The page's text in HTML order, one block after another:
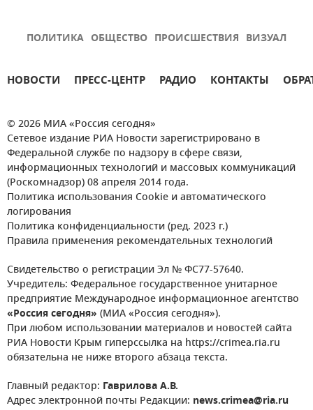
ПОЛИТИКА ОБЩЕСТВО ПРОИСШЕСТВИЯ ВИЗУАЛ
НОВОСТИ ПРЕСС-ЦЕНТР РАДИО КОНТАКТЫ
© 2026 МИА «Россия сегодня»
Сетевое издание РИА Новости зарегистрировано в
Федеральной службе по надзору в сфере связи,
информационных технологий и массовых коммуникаций
(Роскомнадзор) 08 апреля 2014 года.
Политика использования Cookie и автоматического
логирования
Политика конфиденциальности (ред. 2023 г.)
Правила применения рекомендательных технологий
Свидетельство о регистрации Эл № ФС77-57640.
Учредитель: Федеральное государственное унитарное
предприятие Международное информационное агентство
«Россия сегодня» (МИА «Россия сегодня»).
При любом использовании материалов и новостей сайта
РИА Новости Крым гиперссылка на https://crimea.ria.ru
обязательна не ниже второго абзаца текста.
Главный редактор: Гаврилова А.В.
Адрес электронной почты Редакции: news.crimea@ria.ru